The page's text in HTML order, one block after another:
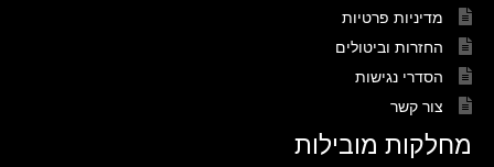
מדיניות פרטיות
החזרות וביטולים
הסדרי נגישות
צור קשר
מחלקות מובילות